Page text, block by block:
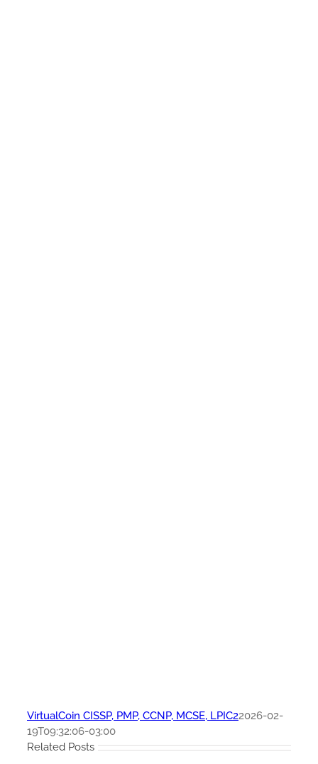
VirtualCoin CISSP, PMP, CCNP, MCSE, LPIC22026-02-
19T09:32:06-03:00
Related Posts